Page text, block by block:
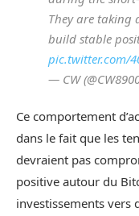
They are taking
build stable
pic.twitter.com/
— CW
Ce comportement
dans le fait que les
devraient pas
positive autour du
investissements vers